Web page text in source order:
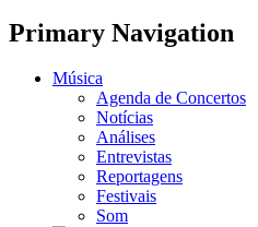
Primary Navigation
Música
Agenda de Concertos
Notícias
Análises
Entrevistas
Reportagens
Festivais
Som